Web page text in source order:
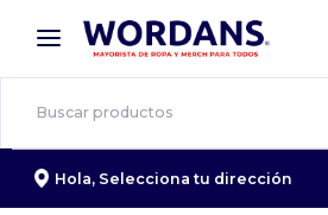
× App de Wordans
¡Mejores precios en app!
Hola, Selecciona tu dirección